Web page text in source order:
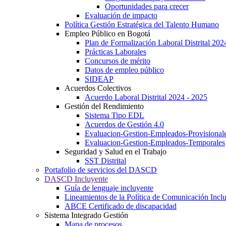
Oportunidades para crecer
Evaluación de impacto
Política Gestión Estratégica del Talento Humano
Empleo Público en Bogotá
Plan de Formalización Laboral Distrital
Prácticas Laborales
Concursos de mérito
Datos de empleo público
SIDEAP
Acuerdos Colectivos
Acuerdo Laboral Distrital 2024 - 2025
Gestión del Rendimiento
Sistema Tipo EDL
Acuerdos de Gestión 4.0
Evaluacion-Gestion-Empleados-
Evaluacion-Gestion-Empleados-Temporales
Seguridad y Salud en el Trabajo
SST Distrital
Portafolio de servicios del DASCD
DASCD Incluyente
Guía de lenguaje incluyente
Lineamientos de la Política de Comunicación
ABCE Certificado de discapacidad
Sistema Integrado Gestión
Mapa de procesos